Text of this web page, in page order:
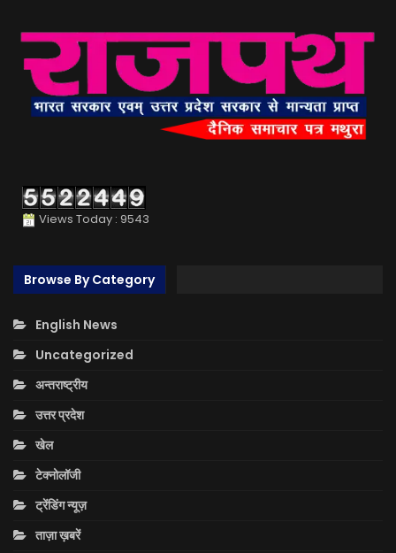
Views Today : 9543
Browse By Category
English News
Uncategorized
अन्तराष्ट्रीय
उत्तर प्रदेश
खेल
टेक्नोलॉजी
ट्रेंडिंग न्यूज़
ताज़ा ख़बरें